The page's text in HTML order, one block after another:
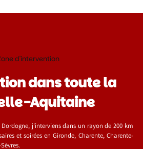
d'intervention
dans toute la
Aquitaine
j'interviens dans un rayon de 200 km
et soirées en Gironde, Charente, Charente-